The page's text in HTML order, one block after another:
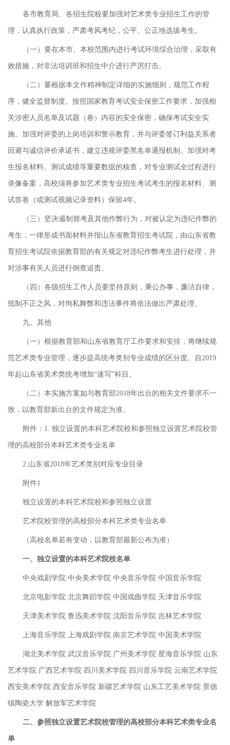
各市教育局、各招生院校要加强对艺术类专业招生工作的管
理，认真执行政策，严肃考风考纪，公平、公正地选拔考生。
（一）要在本市、本校范围内进行考试环境综合治理，采取有
效措施，对非法培训班和招生中介进行严厉打击。
（二）要根据本文件精神制定详细的实施细则，规范工作程
序，健全监督制度。按照国家教育考试安全保密工作要求，加强相
关涉密人员名单及试题（卷）内容的安全保密，确保考试安全实
施。加强对评委的上岗培训和警示教育，并与评委签订利益关系者
回避与诚信评价承诺书，建立违规评委黑名单通报机制。加强对考
生报名材料、测试成绩等重要数据的核查，对专业测试全过程进行
录像备案，高校须将参加艺术类专业招生考试考生的报名材料、测
试答卷（或测试视频记录资料）保留4年。
（三）坚决遏制替考及其他作弊行为，对被认定为违纪作弊的
考生，一律形成书面材料并报山东省教育招生考试院，由山东省教
育招生考试院依据教育部的有关规定对违纪作弊考生进行处理，并
对涉事有关人员进行倒查追责。
（四）各级招生工作人员要坚持原则，秉公办事，廉洁自律，
抵制不正之风，对徇私舞弊和违法事件将依法做出严肃处理。
九、其他
（一）根据教育部和山东省教育厅工作要求和安排，将继续规
范艺术类专业管理，逐步提高统考类别专业成绩的区分度。自2019
年起山东省美术类统考增加“速写”科目。
（二）本实施方案如与教育部2018年出台的相关文件要求不一
致，以教育部新出台的文件规定为准。
附件：1. 独立设置的本科艺术院校和参照独立设置艺术院校管
理的高校部分本科艺术类专业名单
2.山东省2018年艺术类别对应专业目录
附件1
独立设置的本科艺术院校和参照独立设置
艺术院校管理的高校部分本科艺术类专业名单
（高校名单若有变动，以教育部最新公布为准）
一、独立设置的本科艺术院校名单
中央戏剧学院 中央美术学院 中央音乐学院 中国音乐学院
北京电影学院 北京舞蹈学院 中国戏曲学院 天津音乐学院
天津美术学院 鲁迅美术学院 沈阳音乐学院 吉林艺术学院
上海音乐学院 上海戏剧学院 南京艺术学院 中国美术学院
湖北美术学院 武汉音乐学院 广州美术学院 星海音乐学院 山东
艺术学院 广西艺术学院 四川美术学院 四川音乐学院 云南艺术学院
西安美术学院 西安音乐学院 新疆艺术学院 山东工艺美术学院 景德
镇陶瓷大学 解放军艺术学院
二、参照独立设置艺术院校管理的高校部分本科艺术类专业名
单